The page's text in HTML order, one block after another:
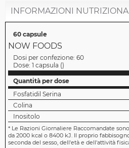
INFORMAZIONI
60 capsule
NOW FOODS
Dosi per confezione: 60
Dose: 1 capsula ()
Quantità per dose
Fosfatidil Serina
Colina
Inositolo
* Le Razioni Giornaliere Raccomandate
da 2000 kcal o 8400 kJ. Il proprio
seconda del sesso, dell'età e dell'attività